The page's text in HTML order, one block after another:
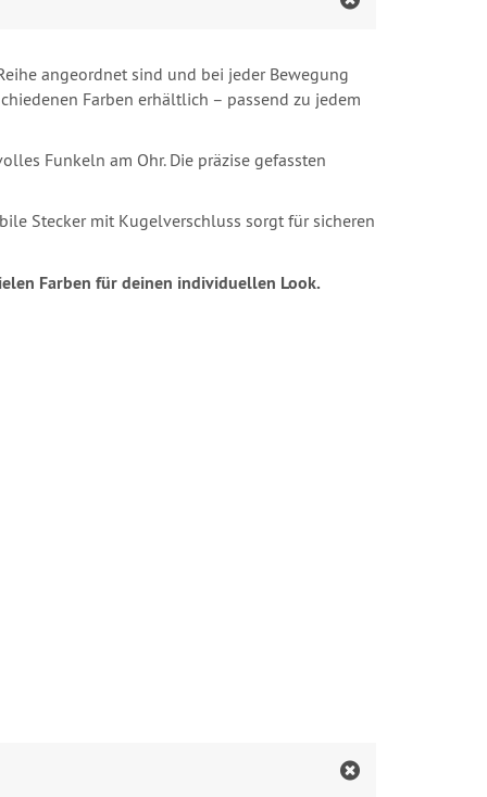
angeordnet sind und bei jeder Bewegung
Farben erhältlich – passend zu jedem
Funkeln am Ohr. Die präzise gefassten
Stecker mit Kugelverschluss sorgt für sicheren
Farben für deinen individuellen Look.